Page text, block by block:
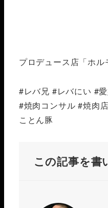
プロデュース店「ホ
#レバ兄 #レバにい #
#焼肉コンサル #焼肉
ことん豚
この記事を書